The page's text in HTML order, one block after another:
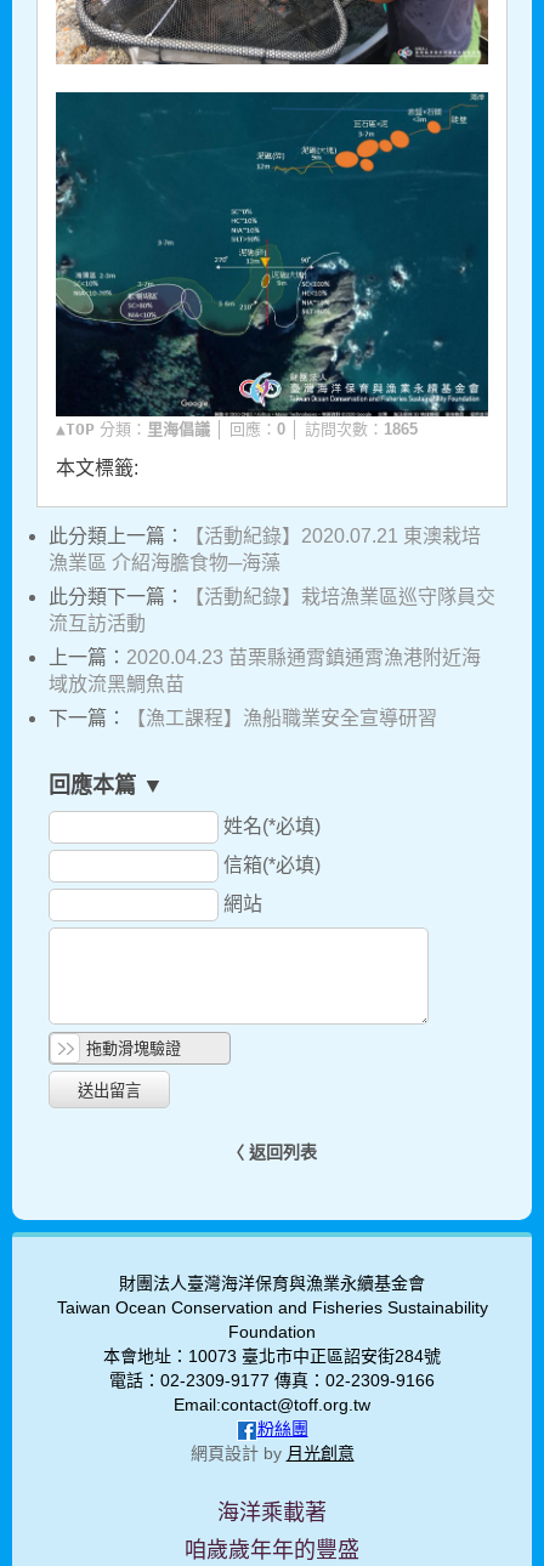
▲TOP 分類： 里海倡議 │ 回應： 0 │ 訪問次數： 1865
本文標籤:
此分類上一篇：
【活動紀錄】2020.07.21 東澳栽培
漁業區 介紹海膽食物─海藻
此分類下一篇：
【活動紀錄】栽培漁業區巡守隊員交
流互訪活動
上一篇： 2020.04.23 苗栗縣通霄鎮通霄漁港附近海
域放流黑鯛魚苗
下一篇：
【漁工課程】漁船職業安全宣導研習
回應本篇 ▼
姓名(*必填)
信箱(*必填)
網站
拖動滑塊驗證
〈 返回列表
財團法人臺灣海洋保育與漁業永續基金會
Taiwan Ocean Conservation and Fisheries Sustainability
Foundation
本會地址：10073 臺北市中正區詔安街284號
電話：02-2309-9177 傳真：02-2309-9166
Email:contact@toff.org.tw
粉絲團
網頁設計 by 月光創意
海洋乘載著
咱歲歲年年的豐盛